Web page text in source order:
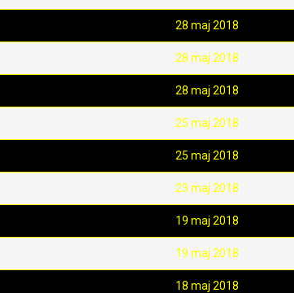
28 maj 2018
28 maj 2018
28 maj 2018
25 maj 2018
25 maj 2018
23 maj 2018
19 maj 2018
19 maj 2018
18 maj 2018